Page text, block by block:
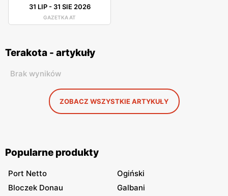
31 LIP- 31 SIE 2026
GAZETKA AT
Terakota - artykuły
Brak wyników
ZOBACZ WSZYSTKIE ARTYKUŁY
Popularne produkty
Port Netto
Ogiński
Bloczek Donau
Galbani